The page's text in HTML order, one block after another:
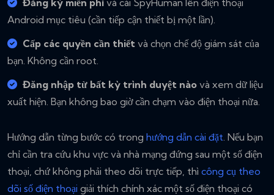
Đăng ký miễn phí và cài SpyHuman lên điện thoại
Android mục tiêu (cần tiếp cận thiết bị một lần).
Cấp các quyền cần thiết và chọn chế độ giám sát của
bạn. Không cần root.
Đăng nhập từ bất kỳ trình duyệt nào và xem dữ liệu
xuất hiện. Bạn không bao giờ cần chạm vào điện thoại nữa.
Hướng dẫn từng bước có trong hướng dẫn cài đặt. Nếu bạn
chỉ cần tra cứu khu vực và nhà mạng đứng sau một số điện
thoại, chứ không phải theo dõi trực tiếp, thì công cụ theo
dõi số điện thoại giải thích chính xác một số điện thoại có